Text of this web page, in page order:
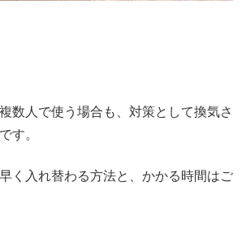
数人で使う場合も、対策として換気さ
す。
く入れ替わる方法と、かかる時間はご